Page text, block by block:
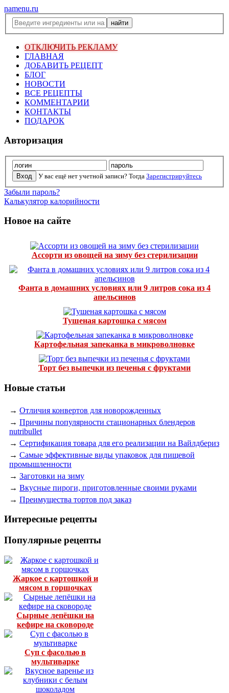
namenu.ru
ОТКЛЮЧИТЬ РЕКЛАМУ
ГЛАВНАЯ
ДОБАВИТЬ РЕЦЕПТ
БЛОГ
НОВОСТИ
ВСЕ РЕЦЕПТЫ
КОММЕНТАРИИ
КОНТАКТЫ
ПОДАРОК
Авторизация
У вас ещё нет учетной записи? Тогда Зарегистрируйтесь
Забыли пароль?
Калькулятор калорийности
Новое на сайте
Ассорти из овощей на зиму без стерилизации
Фанта в домашних условиях или 9 литров сока из 4
апельсинов
Тушеная картошка с мясом
Картофельная запеканка в микроволновке
Торт без выпечки из печенья с фруктами
Новые статьи
→ Отличия конвертов для новорожденных
→ Причины популярности стационарных блендеров
nutribullet
→ Сертификация товара для его реализации на Вайлдбериз
→ Самые эффективные виды упаковок для пищевой
промышленности
→ Заготовки на зиму
→ Вкусные пироги, приготовленные своими руками
→ Преимущества тортов под заказ
Интересные рецепты
Популярные рецепты
Жаркое с картошкой и
мясом в горшочках
Сырные лепёшки на
кефире на сковороде
Суп с фасолью в
мультиварке